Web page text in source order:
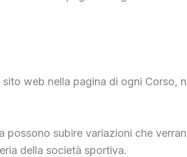
web nella pagina di ogni Corso,
possono subire variazioni che
della società sportiva.